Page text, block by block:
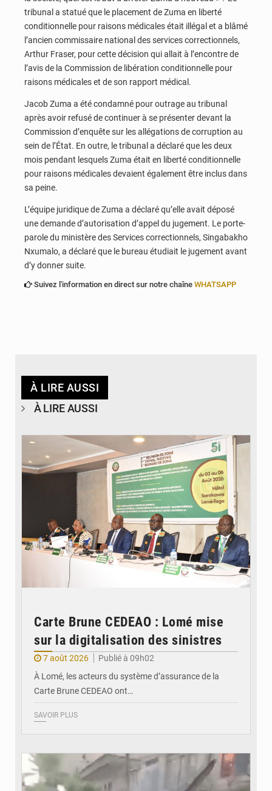
tribunal a statué que le placement de Zuma en liberté
conditionnelle pour raisons médicales était illégal et a blâmé
l’ancien commissaire national des services correctionnels,
Arthur Fraser, pour cette décision qui allait à l’encontre de
l’avis de la Commission de libération conditionnelle pour
raisons médicales et de son rapport médical.
Jacob Zuma a été condamné pour outrage au tribunal
après avoir refusé de continuer à se présenter devant la
Commission d’enquête sur les allégations de corruption au
sein de l’État. En outre, le tribunal a déclaré que les deux
mois pendant lesquels Zuma était en liberté conditionnelle
pour raisons médicales devaient également être inclus dans
sa peine.
L’équipe juridique de Zuma a déclaré qu’elle avait déposé
une demande d’autorisation d’appel du jugement. Le porte-
parole du ministère des Services correctionnels, Singabakho
Nxumalo, a déclaré que le bureau étudiait le jugement avant
d’y donner suite.
Suivez l'information en direct sur notre chaîne WHATSAPP
À LIRE AUSSI
À LIRE AUSSI
Carte Brune CEDEAO : Lomé mise
sur la digitalisation des sinistres
7 août 2026
Publié à 09h02
À Lomé, les acteurs du système d’assurance de la
Carte Brune CEDEAO ont…
SAVOIR PLUS